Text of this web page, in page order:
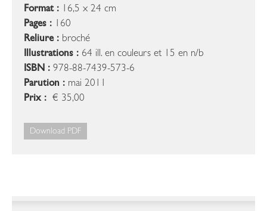
Format : 16,5 x 24 cm
Pages : 160
Reliure : broché
Illustrations : 64 ill. en couleurs et 15 en n/b
ISBN : 978-88-7439-573-6
Parution : mai 2011
Prix : € 35,00
Download PDF